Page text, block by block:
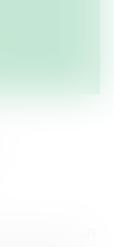
חברת הגרעין